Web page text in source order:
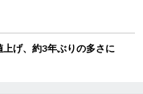
げ、約3年ぶりの多さに